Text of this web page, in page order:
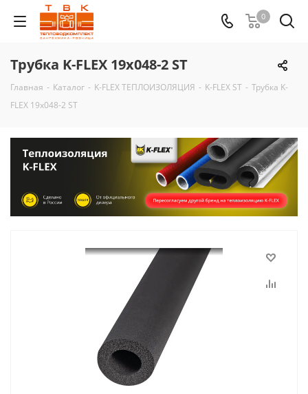
0
Трубка K-FLEX 19x048-2 ST
Главная - Каталог - K-FLEX ТЕПЛОИЗОЛЯЦИЯ - K-FLEX ST - Трубка K-
FLEX 19x048-2 ST